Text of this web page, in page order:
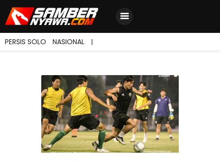
PERSIS SOLO NASIONAL
Berita Terbaru
Jadwal & Hasil
Klasemen